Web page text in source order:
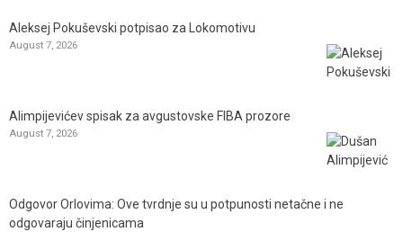
Aleksej Pokuševski potpisao za Lokomotivu
August 7, 2026
Alimpijevićev spisak za avgustovske FIBA prozore
August 7, 2026
Odgovor Orlovima: ​Ove tvrdnje su u potpunosti netačne i ne
odgovaraju činjenicama